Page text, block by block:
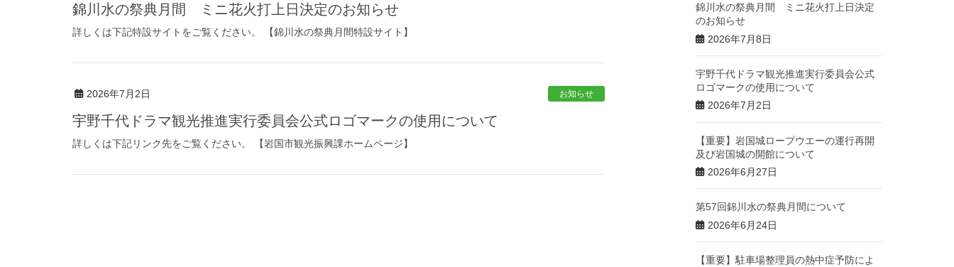
錦川水の祭典月間 ミニ花火打上日決定のお知らせ
詳しくは下記特設サイトをご覧ください。 【錦川水の祭典月間特設サイト】
2026年7月2日 お知らせ
宇野千代ドラマ観光推進実行委員会公式ロゴマークの使用について
詳しくは下記リンク先をご覧ください。 【岩国市観光振興課ホームページ】
錦川水の祭典月間 ミニ花火打上日決定
のお知らせ
2026年7月8日
宇野千代ドラマ観光推進実行委員会公式
ロゴマークの使用について
2026年7月2日
【重要】岩国城ロープウエーの運行再開
及び岩国城の開館について
2026年6月27日
第57回錦川水の祭典月間について
2026年6月24日
【重要】駐車場整理員の熱中症予防によ